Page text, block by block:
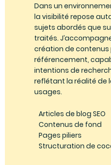
Dans un
la visibilité repose
sujets abordés que
traités.
création de contenus
référencement,
intentions de
reflétant la réalité de
usages.
Articles de blog SEO
Contenus de fond
Pages piliers
Structuration de